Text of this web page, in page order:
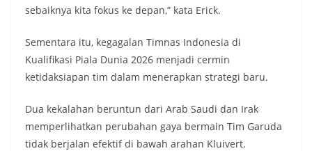
sebaiknya kita fokus ke depan,” kata Erick.
Sementara itu, kegagalan Timnas Indonesia di
Kualifikasi Piala Dunia 2026 menjadi cermin
ketidaksiapan tim dalam menerapkan strategi baru.
Dua kekalahan beruntun dari Arab Saudi dan Irak
memperlihatkan perubahan gaya bermain Tim Garuda
tidak berjalan efektif di bawah arahan Kluivert.